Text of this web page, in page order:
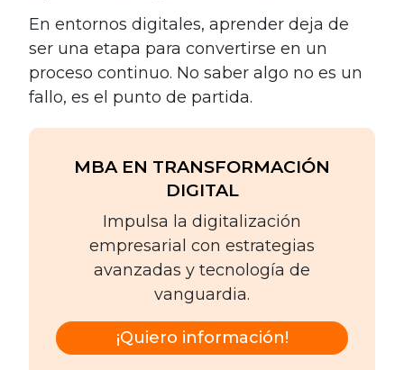
En entornos digitales, aprender deja de
ser una etapa para convertirse en un
proceso continuo. No saber algo no es un
fallo, es el punto de partida.
MBA EN TRANSFORMACIÓN
DIGITAL
Impulsa la digitalización
empresarial con estrategias
avanzadas y tecnología de
vanguardia.
¡Quiero información!